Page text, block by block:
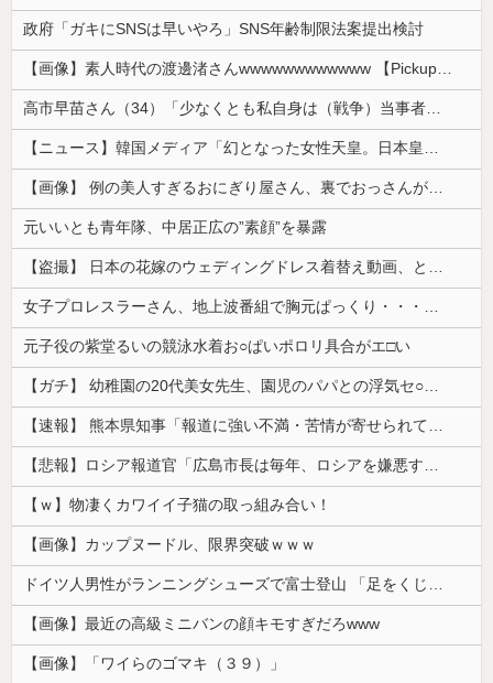
政府「ガキにSNSは早いやろ」SNS年齢制限法案提出検討
【画像】素人時代の渡邊渚さんwwwwwwwwwwww 【Pickup08082949】
高市早苗さん（34）「少なくとも私自身は（戦争）当事者とはいえない世代ですから、反省なんかしておりませんし、反省を求められるいわれもないと思って...
【ニュース】韓国メディア「幻となった女性天皇。日本皇族に韓半島の男の血が入る可能性がゼロに・・・」
【画像】 例の美人すぎるおにぎり屋さん、裏でおっさんが握っていたｗｗｗｗｗｗｗｗｗｗｗｗｗｗｗｗｗ
元いいとも青年隊、中居正広の”素顔”を暴露
【盗撮】 日本の花嫁のウェディングドレス着替え動画、とんでもない神乳だと海外で話題に
女子プロレスラーさん、地上波番組で胸元ぱっくり・・・（※画像あり）
元子役の紫堂るいの競泳水着お○ぱいポロリ具合がエ□い
【ガチ】 幼稚園の20代美女先生、園児のパパとの浮気セ○クス動画が流出して終わる
【速報】 熊本県知事「報道に強い不満・苦情が寄せられている」→TBSの報道特集がまさにそれな件
【悲報】ロシア報道官「広島市長は毎年、ロシアを嫌悪する『偽りの呪文』を繰り返し、日本人をゾンビ化させている」と主張
【ｗ】物凄くカワイイ子猫の取っ組み合い！
【画像】カップヌードル、限界突破ｗｗｗ
ドイツ人男性がランニングシューズで富士登山 「足をくじいて動けない」
【画像】最近の高級ミニバンの顔キモすぎだろwww
【画像】「ワイらのゴマキ（３９）」